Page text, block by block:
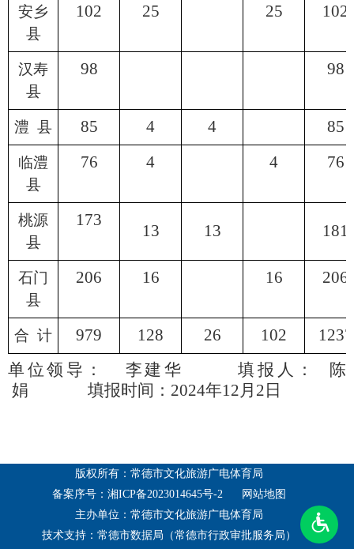
安乡
县
102 25 25 102
汉寿
县
98 98
澧 县 85 4 4 85
临澧
县
76 4 4 76
桃源
县
173
13 13 181
石门
县
206 16 16 206
合 计 979 128 26 102
1237
单位领导：
李建华 填报人：
陈
娟
填报时间： 2024年12月2日
版权所有：常德市文化旅游广电体育局
备案序号：湘ICP备2023014645号-2
网站地图
主办单位：常德市文化旅游广电体育局
技术支持：常德市数据局（常德市行政审批服务局）